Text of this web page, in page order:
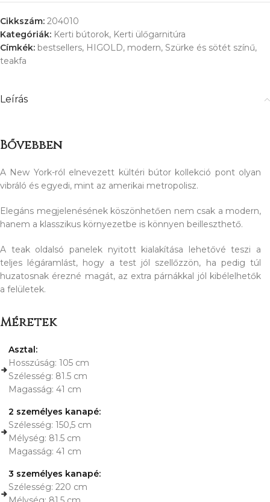
Cikkszám: 204010
Kategóriák: Kerti bútorok, Kerti ülőgarnitúra
Címkék: bestsellers, HIGOLD, modern, Szürke és sötét színű,
teakfa
Leírás
Bővebben
A New York-ról elnevezett kültéri bútor kollekció pont olyan
vibráló és egyedi, mint az amerikai metropolisz.
Elegáns megjelenésének köszönhetően nem csak a modern,
hanem a klasszikus környezetbe is könnyen beilleszthető.
A teak oldalsó panelek nyitott kialakítása lehetővé teszi a
teljes légáramlást, hogy a test jól szellőzzön, ha pedig túl
huzatosnak érezné magát, az extra párnákkal jól kibélelhetők
a felületek.
Méretek
Asztal:
Hosszúság: 105 cm
Szélesség: 81.5 cm
Magasság: 41 cm
2 személyes kanapé:
Szélesség: 150,5 cm
Mélység: 81.5 cm
Magasság: 41 cm
3 személyes kanapé:
Szélesség: 220 cm